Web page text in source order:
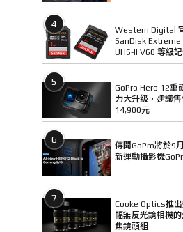
4
Western Digital
SanDisk Extreme
UHS-II V60 等級
5
GoPro Hero 12重
力大升級，建議
14,900元
6
傳聞GoPro將於9
新運動攝影機
7
Cooke Optics推
幅無反光鏡相機的
焦鏡頭組